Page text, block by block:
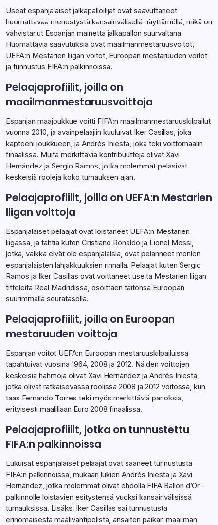
Useat espanjalaiset jalkapalloilijat ovat saavuttaneet
huomattavaa menestystä kansainvälisellä näyttämöllä, mikä on
vahvistanut Espanjan mainetta jalkapallon suurvaltana.
Huomattavia saavutuksia ovat maailmanmestaruusvoitot,
UEFA:n Mestarien liigan voitot, Euroopan mestaruuden voitot
ja tunnustus FIFA:n palkinnoissa.
Pelaajaprofiilit, joilla on
maailmanmestaruusvoittoja
Espanjan maajoukkue voitti FIFA:n maailmanmestaruuskilpailut
vuonna 2010, ja avainpelaajiin kuuluivat Iker Casillas, joka
kapteeni joukkueen, ja Andrés Iniesta, joka teki voittomaalin
finaalissa. Muita merkittäviä kontribuutteja olivat Xavi
Hernández ja Sergio Ramos, jotka molemmat pelasivat
keskeisiä rooleja koko turnauksen ajan.
Pelaajaprofiilit, joilla on UEFA:n Mestarien
liigan voittoja
Espanjalaiset pelaajat ovat loistaneet UEFA:n Mestarien
liigassa, ja tähtiä kuten Cristiano Ronaldo ja Lionel Messi,
jotka, vaikka eivät ole espanjalaisia, ovat pelanneet monien
espanjalaisten lahjakkuuksien rinnalla. Pelaajat kuten Sergio
Ramos ja Iker Casillas ovat voittaneet useita Mestarien liigan
titteleitä Real Madridissa, osoittaen taitonsa Euroopan
suurimmalla seuratasolla.
Pelaajaprofiilit, joilla on Euroopan
mestaruuden voittoja
Espanjan voitot UEFA:n Euroopan mestaruuskilpailuissa
tapahtuivat vuosina 1964, 2008 ja 2012. Näiden voittojen
keskeisiä hahmoja olivat Xavi Hernández ja Andrés Iniesta,
jotka olivat ratkaisevassa roolissa 2008 ja 2012 voitossa, kun
taas Fernando Torres teki myös merkittäviä panoksia,
erityisesti maalillaan Euro 2008 finaalissa.
Pelaajaprofiilit, jotka on tunnustettu
FIFA:n palkinnoissa
Lukuisat espanjalaiset pelaajat ovat saaneet tunnustusta
FIFA:n palkinnoissa, mukaan lukien Andrés Iniesta ja Xavi
Hernández, jotka molemmat olivat ehdolla FIFA Ballon d’Or -
palkinnolle loistavien esitystensä vuoksi kansainvälisissä
turnauksissa. Lisäksi Iker Casillas sai tunnustusta
erinomaisesta maalivahtipelistä, ansaiten paikan maailman